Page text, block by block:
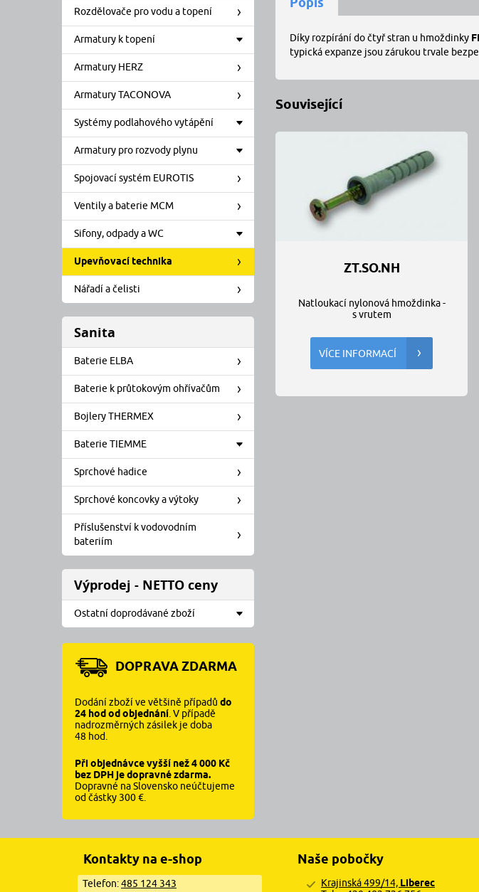
Díky rozpírání do čtyř stran u hmoždinky
typická expanze jsou zárukou trvale
Související
ZT.SO.NH
Natloukací nylonová hmoždinka -
s vrutem
VÍCE INFORMACÍ
Rozdělovače pro vodu a topení
Armatury k topení
Armatury HERZ
Armatury TACONOVA
Systémy podlahového vytápění
Armatury pro rozvody plynu
Spojovací systém EUROTIS
Ventily a baterie MCM
Sifony, odpady a WC
Upevňovací technika
Nářadí a čelisti
Sanita
Baterie ELBA
Baterie k průtokovým ohřívačům
Bojlery THERMEX
Baterie TIEMME
Sprchové hadice
Sprchové koncovky a výtoky
Příslušenství k vodovodním
bateriím
Výprodej - NETTO ceny
Ostatní doprodávané zboží
DOPRAVA ZDARMA
Dodání zboží ve většině případů do
24 hod od objednání . V případě
nadrozměrných zásilek je doba
48 hod.
Při objednávce vyšší než 4 000 Kč
bez DPH je dopravné zdarma.
Dopravné na Slovensko neúčtujeme
od částky 300 €.
Kontakty na e-shop
Telefon:485 124 343
Naše pobočky
Krajinská 499/14, Liberec